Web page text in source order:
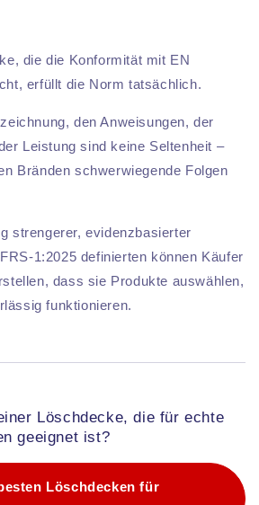
die die Konformität mit EN
erfüllt die Norm tatsächlich.
den Anweisungen, der
Leistung sind keine Seltenheit –
Bränden schwerwiegende Folgen
strengerer, evidenzbasierter
1:2025 definierten können Käufer
dass sie Produkte auswählen,
funktionieren.
Löschdecke, die für echte
geeignet ist?
Löschdecken für